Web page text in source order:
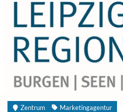
Zentrum Marketingagentur